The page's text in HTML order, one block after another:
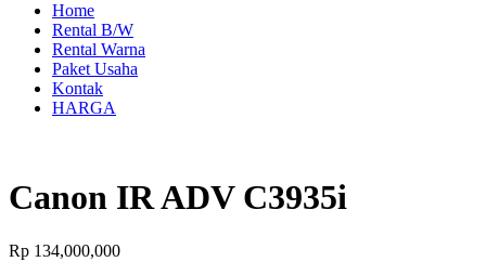
Home
Rental B/W
Rental Warna
Paket Usaha
Kontak
HARGA
Canon IR ADV C3935i
Rp 134,000,000